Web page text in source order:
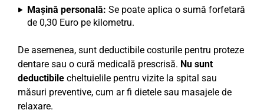
Mașină personală: Se poate aplica o sumă forfetară
de 0,30 Euro pe kilometru.
De asemenea, sunt deductibile costurile pentru proteze
dentare sau o cură medicală prescrisă. Nu sunt
deductibile cheltuielile pentru vizite la spital sau
măsuri preventive, cum ar fi dietele sau masajele de
relaxare.